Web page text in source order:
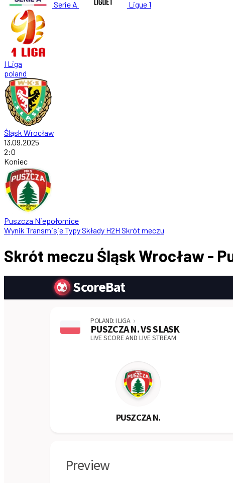
Serie A Ligue 1
I Liga
poland
Śląsk Wrocław
13.09.2025
2:0
Koniec
Puszcza Niepołomice
Wynik TransmisjeTypySkłady H2H Skrót meczu
Skrót meczu Śląsk Wrocław -